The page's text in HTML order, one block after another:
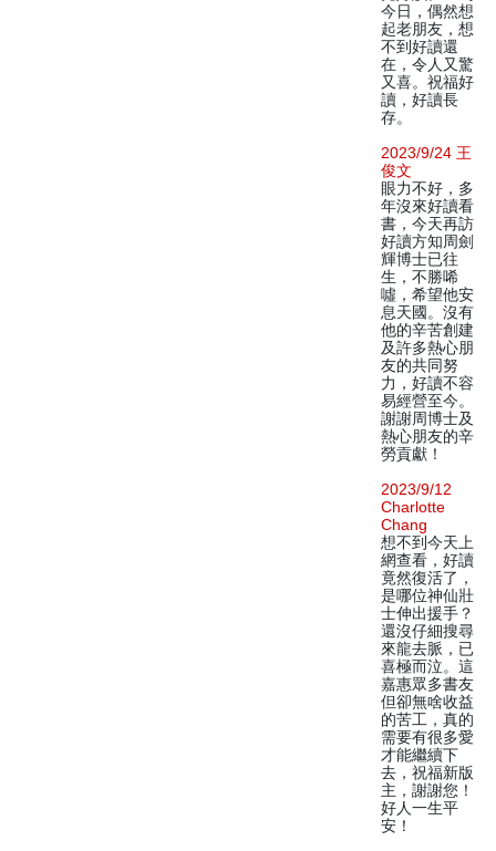
今日，偶然想
起老朋友，想
不到好讀還
在，令人又驚
又喜。祝福好
讀，好讀長
存。
2023/9/24 王
俊文
眼力不好，多
年沒來好讀看
書，今天再訪
好讀方知周劍
輝博士已往
生，不勝唏
噓，希望他安
息天國。沒有
他的辛苦創建
及許多熱心朋
友的共同努
力，好讀不容
易經營至今。
謝謝周博士及
熱心朋友的辛
勞貢獻！
2023/9/12
Charlotte
Chang
想不到今天上
網查看，好讀
竟然復活了，
是哪位神仙壯
士伸出援手？
還沒仔細搜尋
來龍去脈，已
喜極而泣。這
嘉惠眾多書友
但卻無啥收益
的苦工，真的
需要有很多愛
才能繼續下
去，祝福新版
主，謝謝您！
好人一生平
安！